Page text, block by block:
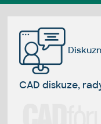
CAD diskuze,